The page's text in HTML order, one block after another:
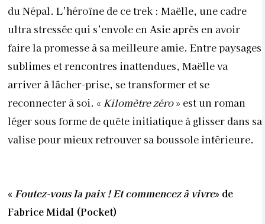
du Népal. L’héroïne de ce trek : Maëlle, une cadre
ultra stressée qui s’envole en Asie après en avoir
faire la promesse à sa meilleure amie. Entre paysages
sublimes et rencontres inattendues, Maëlle va
arriver à lâcher-prise, se transformer et se
reconnecter à soi. « Kilomètre zéro» est un roman
léger sous forme de quête initiatique à glisser dans sa
valise pour mieux retrouver sa boussole intérieure.
« Foutez-vous la paix ! Et commencez à vivre» de
Fabrice Midal (Pocket)